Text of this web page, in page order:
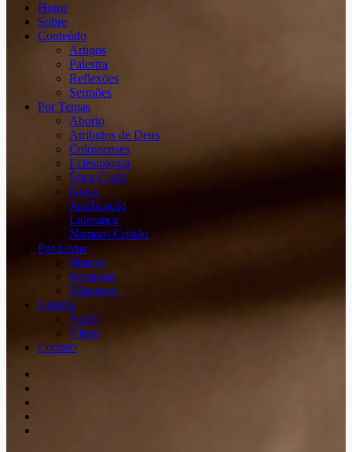
Home
Sobre
Conteúdo
Artigos
Palestra
Reflexões
Sermões
Por Temas
Aborto
Atributos de Deus
Colossenses
Eclesiologia
Ética Cristã
Graça
Justificação
Liderança
Namoro Cristão
Por Livro
Mateus
Romanos
Filipenses
Galeria
Áudio
Vídeo
Contato